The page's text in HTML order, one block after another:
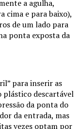
a agulha,
cima e para baixo),
de um lado para
ponta exposta da
para inserir as
plástico descartável
da ponta do
da entrada, mas
vezes optam por